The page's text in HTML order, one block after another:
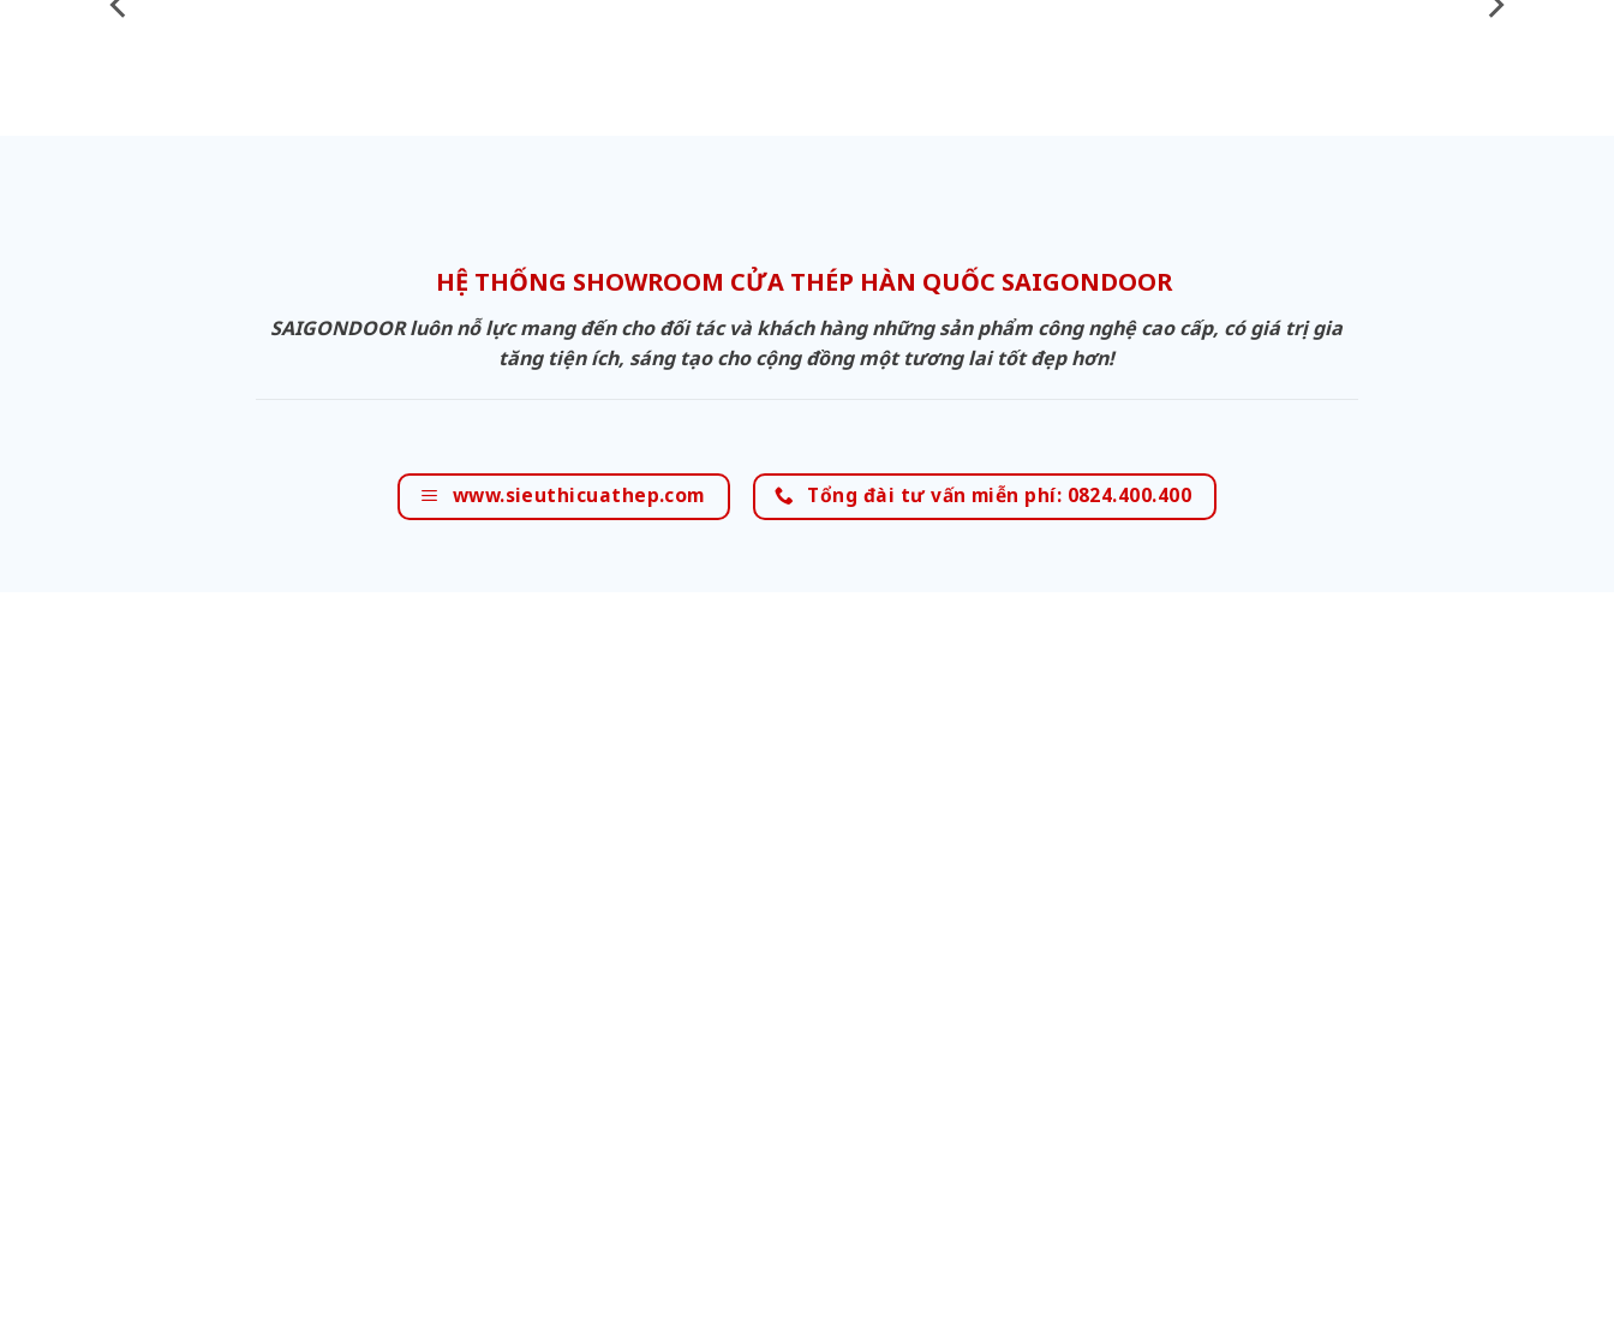
HỆ THỐNG SHOWROOM CỬA THÉP HÀN QUỐC SAIGONDOOR
SAIGONDOOR luôn nỗ lực mang đến cho đối tác và khách hàng những sản phẩm công nghệ cao cấp, có giá trị gia
tăng tiện ích, sáng tạo cho cộng đồng một tương lai tốt đẹp hơn!
www.sieuthicuathep.com Tổng đài tư vấn miễn phí: 0824.400.400